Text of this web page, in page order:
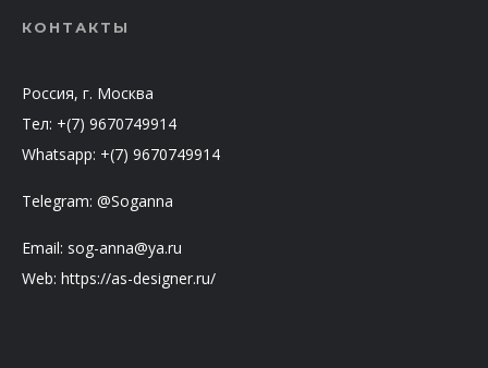
КОНТАКТЫ
Россия, г. Москва
Тел: +(7) 9670749914
Whatsapp: +(7) 9670749914
Telegram: @Soganna
Email: sog-anna@ya.ru
Web: https://as-designer.ru/